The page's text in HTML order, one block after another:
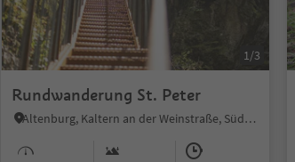
1/3
Rundwanderung St. Peter
Altenburg, Kaltern an der Weinstraße, Südtiroler Weinstraße